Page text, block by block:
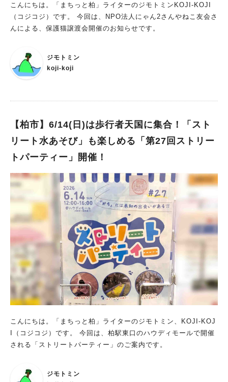
な資料や道具を、見て終わりではなく「触って体験できる」のは
本当に貴重です 午後には、流山市広報の点訳デモンストレーシ
ョンや、点字版広報の展示も予定されています 「見える・見え
うことだろう？” そんなことを、親子で自然に考えるきっかけに
なりそうです 夏休みの自由研究のヒント探しにもおすすめ！ 子
どもはもちろん、大人も夢中になってしまいそうな体験イベント
ってしまうかも！ ぜひ親子で参加してみてはいかがでしょう
施 2026年には海を守るための環境活動プロジェクトも予定され
ており、運営収益の一部寄付や募金活動なども行っています 大
人から子ども、そして動物たちや地球上の生きとし生けるものへ
り組みです 活動内容を知ると「なるほど！」がたくさん ぜひ公
式サイトもチェックしてみてください ✳︎Earthing Market®︎公式
サイト⁠✳︎ 千葉初開催！【NAGAREYAMA Earthing Market®︎】
返し」 流山の豊かな自然環境を舞台に、地球への恩返しを実践
のちの循環 自然や生きものとのつながりを感じること。 ② めぐ
りあい 人と人、人と地域がつながること ③ 身体のめぐり 自分
もやさしい暮らし そんな気づきを与えてくれるイベントになり
心地よい風を感じながら、自然とつながる一日を楽しめます キ
ックオフイベントも開催されました！ 本番に先駆けて、 ・5月2
4日 モーニングウェルネスヨガ× クリーン活動 ・5月31日 利
根運河クリーン活動 ・6月7日 やさしい朝ヨガ×流山クリーン活
動 が開催されました 当日の様子やイベント準備の様子も発信
中！ 見ているだけで当日が楽しみになる投稿がたくさんなの
で、ぜひフォローしてみてください ✳︎Earthing Market NAGAR
EYAMA ®︎Instagram⁠✳︎ NAGAREYAMA Earthing Market®︎ 開
催概要 【開催日時】 2026年6月13日（土） 10:00～16:00 ※雨
ベントステージ周辺 ※千葉県流山市東深井368-1 ※東武アーバン
パークライン運河駅より徒歩約5分 豊かな緑が残るおおたかの森
エリアから、歴史ある利根運河のほとりへ 流山の森と川がつな
内容 【Ethical & Wellbeingブース】 身体や地球にやさしい商品
やサービスが並びます エシカルな暮らしのヒントや、新しいお
こんにちは。「まちっと柏」ライターのジモトミンKOJI-KOJI
（コジコジ）です。 今回は、NPO法人にゃん2さんやねこ友会さ
んによる、保護猫譲渡会開催のお知らせです。
ジモトミン
koji-koji
【柏市】6/14(日)は歩行者天国に集合！「スト
リート水あそび」も楽しめる「第27回ストリー
トパーティー」開催！
こんにちは。「まちっと柏」ライターのジモトミン、KOJI-KOJ
I（コジコジ）です。 今回は、柏駅東口のハウディモールで開催
される「ストリートパーティー」のご案内です。
ジモトミン